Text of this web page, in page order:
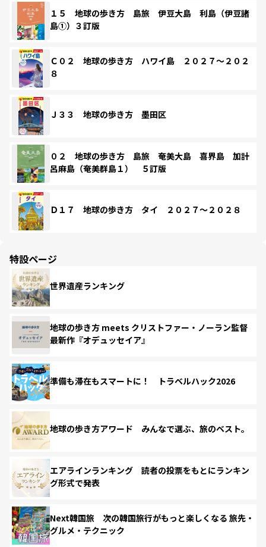
１５ 地球の歩き方 島旅 伊豆大島 利島（伊豆諸
島①）３訂版
Ｃ０２ 地球の歩き方 ハワイ島 ２０２７～２０２
８
Ｊ３３ 地球の歩き方 墨田区
０２ 地球の歩き方 島旅 奄美大島 喜界島 加計
呂麻島（奄美群島１） ５訂版
Ｄ１７ 地球の歩き方 タイ ２０２７～２０２８
特設ページ
世界遺産ランキング
地球の歩き方 meets クリストファー・ノーラン監督
最新作『オデュッセイア』
準備も滞在もスマートに！ トラベルハック2026
地球の歩き方アワード みんなで選ぶ、旅のベスト。
エアラインランキング 読者の投票をもとにランキン
グ形式で発表
Next韓国旅 次の韓国旅行がもっと楽しくなる 旅先・
グルメ・テクニック